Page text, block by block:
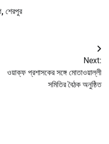
, শেরপুর
Next:
ওয়াক্ফ প্রশাসকের সঙ্গে মোতাওয়াল্লী
সমিতির বৈঠক অনুষ্ঠিত